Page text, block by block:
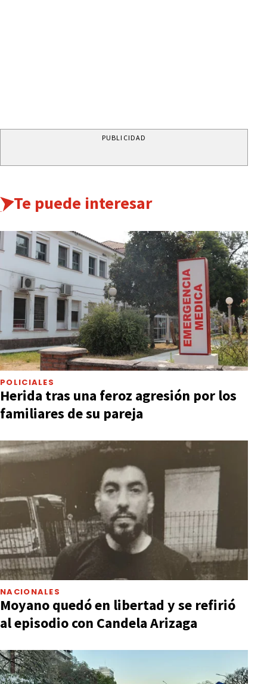
PUBLICIDAD
Te puede interesar
POLICIALES
Herida tras una feroz agresión por los
familiares de su pareja
NACIONALES
Moyano quedó en libertad y se refirió
al episodio con Candela Arizaga